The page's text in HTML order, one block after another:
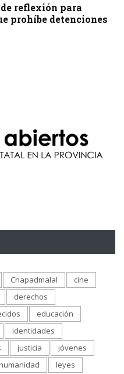
reflexión para
prohíbe detenciones
Chapadmalal
cine
derechos
educación
identidades
justicia
jóvenes
leyes